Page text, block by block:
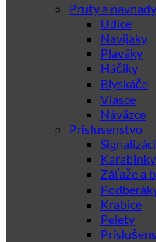
Pruty a navnady
Udice
Navijaky
Plaváky
Háčiky
Blyskáče
Vlasce
Náväzce
Prislusenstvo
Záťaže a
Krabice
Pelety